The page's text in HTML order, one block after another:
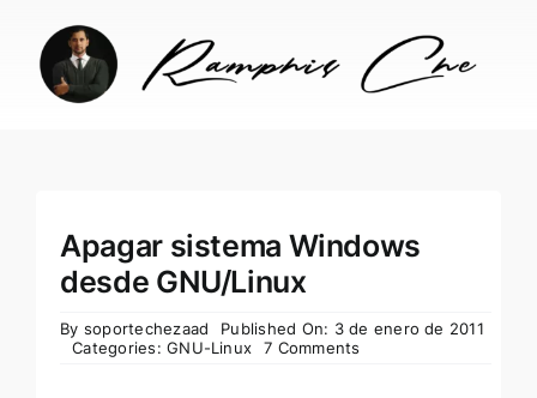
content
Apagar sistema Windows
desde GNU/Linux
By soportechezaad
Published On: 3 de enero de 2011
Categories:GNU-Linux 7 Comments